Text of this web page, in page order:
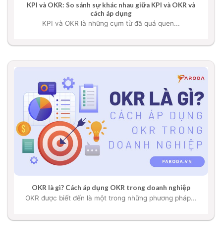
KPI và OKR: So sánh sự khác nhau giữa KPI và OKR và
cách áp dụng
KPI và OKR là những cụm từ đã quá quen...
OKR là gì? Cách áp dụng OKR trong doanh nghiệp
OKR được biết đến là một trong những phương pháp...